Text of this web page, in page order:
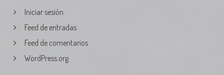
Iniciar sesión
Feed de entradas
Feed de comentarios
WordPress.org